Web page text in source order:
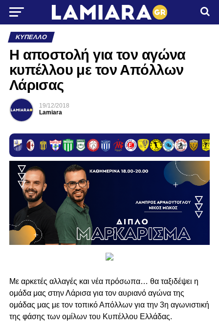
ΚΎΠΕΛΛΟ
Η αποστολή για τον αγώνα
κυπέλλου με τον Απόλλων
Λάρισας
19/12/2018
Lamiara
Με αρκετές αλλαγές και νέα πρόσωπα… θα ταξιδέψει η
ομάδα μας στην Λάρισα για τον αυριανό αγώνα της
ομάδας μας με τον τοπικό Απόλλων για την 3η αγωνιστική
της φάσης των ομίλων του Κυπέλλου Ελλάδας.